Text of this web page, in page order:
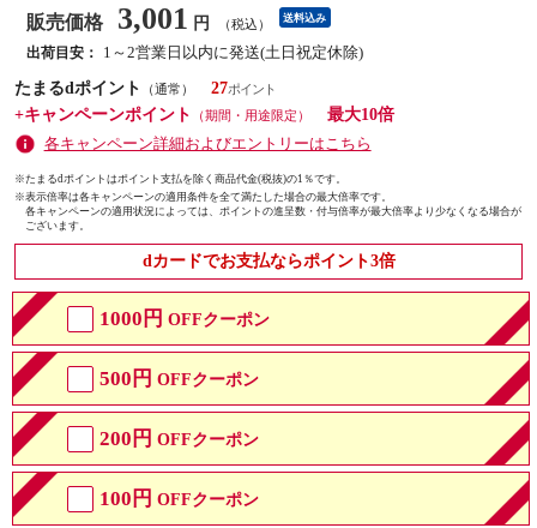
販売価格 3,001 円 （税込） 送料込み
出荷目安：
1～2営業日以内に発送(土日祝定休除)
たまるdポイント
（通常）
27
+キャンペーンポイント
（期間・用途限定）
最大10倍
各キャンペーン詳細およびエントリーはこちら
※たまるdポイントはポイント支払を除く商品代金(税抜)の1％です。
※表示倍率は各キャンペーンの適用条件を全て満たした場合の最大倍率です。
各キャンペーンの適用状況によっては、ポイントの進呈数・付与倍率が最大倍率より少なくなる場合が
ございます。
dカードでお支払ならポイント3倍
1000円 OFFクーポン
500円 OFFクーポン
200円 OFFクーポン
100円 OFFクーポン